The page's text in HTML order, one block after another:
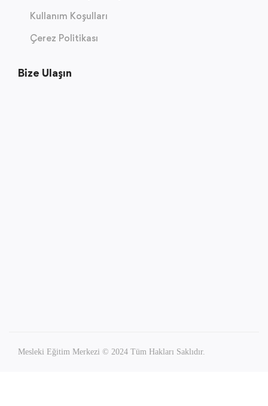
Kullanım Koşulları
Çerez Politikası
Bize Ulaşın
Mesleki Eğitim Merkezi © 2024 Tüm Hakları Saklıdır.